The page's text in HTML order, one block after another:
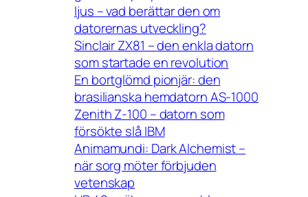
ljus – vad berättar den om
datorernas utveckling?
Sinclair ZX81 – den enkla datorn
som startade en revolution
En bortglömd pionjär: den
brasilianska hemdatorn AS-1000
Zenith Z-100 – datorn som
försökte slå IBM
Animamundi: Dark Alchemist –
när sorg möter förbjuden
vetenskap